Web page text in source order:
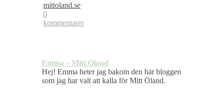
mittoland.se
0
kommentarer
Emma – Mitt Öland
Hej! Emma heter jag bakom den här bloggen
som jag har valt att kalla för Mitt Öland.